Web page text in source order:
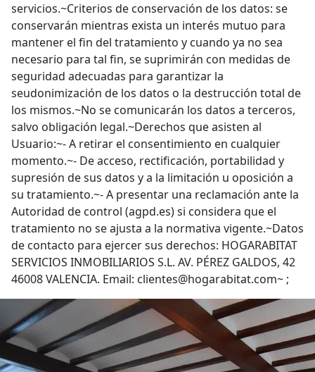
servicios.~Criterios de conservación de los datos: se
conservarán mientras exista un interés mutuo para
mantener el fin del tratamiento y cuando ya no sea
necesario para tal fin, se suprimirán con medidas de
seguridad adecuadas para garantizar la
seudonimización de los datos o la destrucción total de
los mismos.~No se comunicarán los datos a terceros,
salvo obligación legal.~Derechos que asisten al
Usuario:~- A retirar el consentimiento en cualquier
momento.~- De acceso, rectificación, portabilidad y
supresión de sus datos y a la limitación u oposición a
su tratamiento.~- A presentar una reclamación ante la
Autoridad de control (agpd.es) si considera que el
tratamiento no se ajusta a la normativa vigente.~Datos
de contacto para ejercer sus derechos: HOGARABITAT
SERVICIOS INMOBILIARIOS S.L. AV. PÉREZ GALDOS, 42
46008 VALENCIA. Email: clientes@hogarabitat.com~ ;